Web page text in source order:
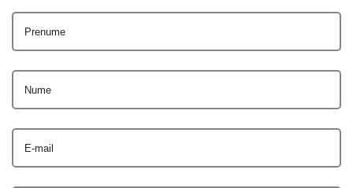
Prenume
Nume
E-mail